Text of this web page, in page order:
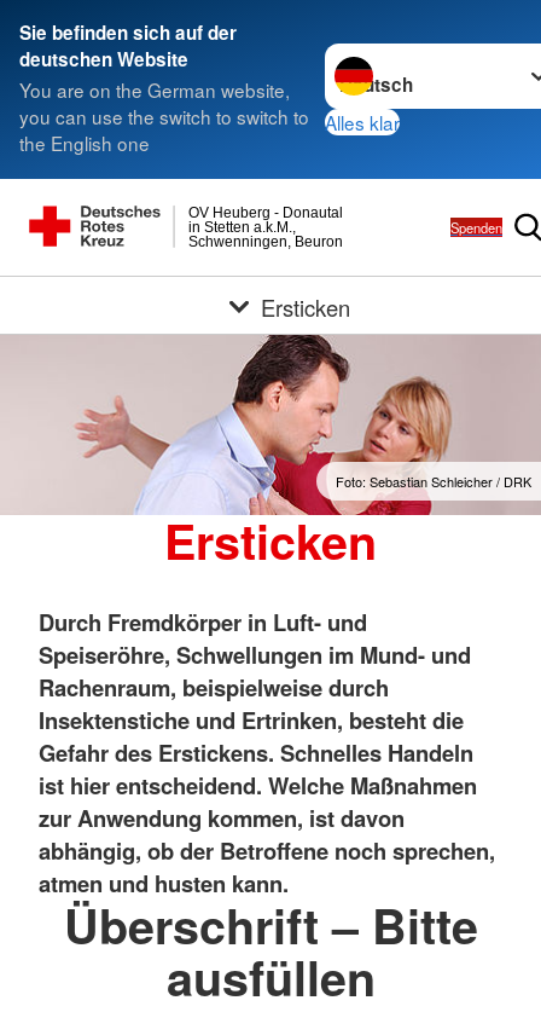
Sie befinden sich auf der
deutschen Website
You are on the German website,
you can use the switch to switch to
the English one
Sprache wechseln zu
Alles klar
Schwenningen, Beuron
in Stetten a.k.M.,
OV Heuberg - Donautal
Spenden
Ersticken
Foto: Sebastian Schleicher / DRK
Ersticken
Durch Fremdkörper in Luft- und
Speiseröhre, Schwellungen im Mund- und
Rachenraum, beispielweise durch
Insektenstiche und Ertrinken, besteht die
Gefahr des Erstickens. Schnelles Handeln
ist hier entscheidend. Welche Maßnahmen
zur Anwendung kommen, ist davon
abhängig, ob der Betroffene noch sprechen,
atmen und husten kann.
Überschrift – Bitte
ausfüllen